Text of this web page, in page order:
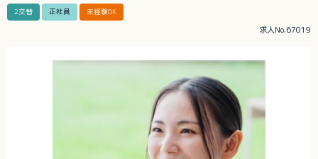
2交替 正社員 未経験OK
求人No.67019